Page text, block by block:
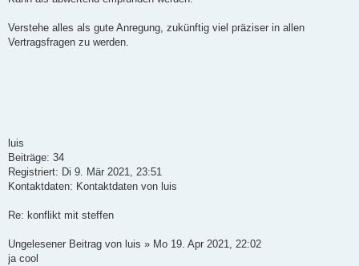
Verstehe alles als gute Anregung, zukünftig viel präziser in allen
Vertragsfragen zu werden.
luis
Beiträge: 34
Registriert: Di 9. Mär 2021, 23:51
Kontaktdaten: Kontaktdaten von luis
Re: konflikt mit steffen
Ungelesener Beitrag von luis » Mo 19. Apr 2021, 22:02
ja cool